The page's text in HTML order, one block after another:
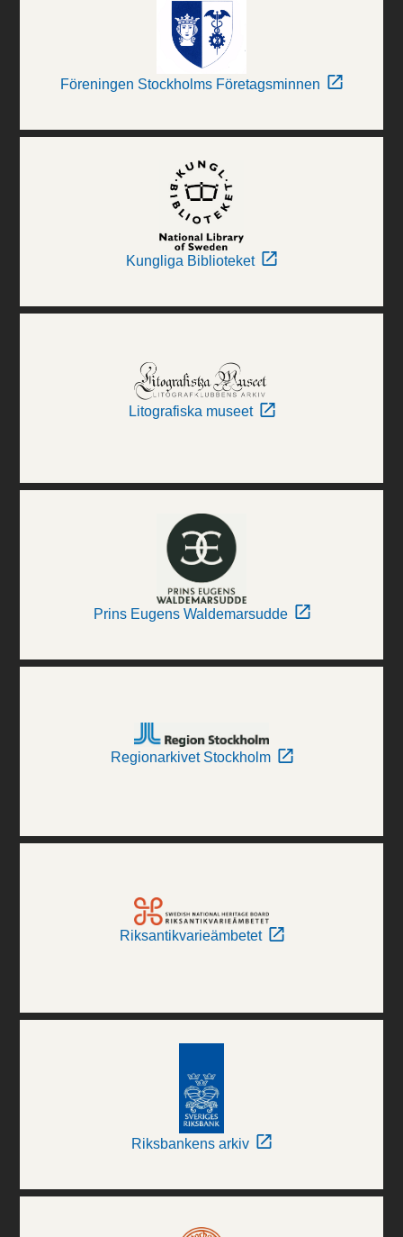
Föreningen Stockholms Företagsminnen
Kungliga Biblioteket
Litografiska museet
Prins Eugens Waldemarsudde
Regionarkivet Stockholm
Riksantikvarieämbetet
Riksbankens arkiv